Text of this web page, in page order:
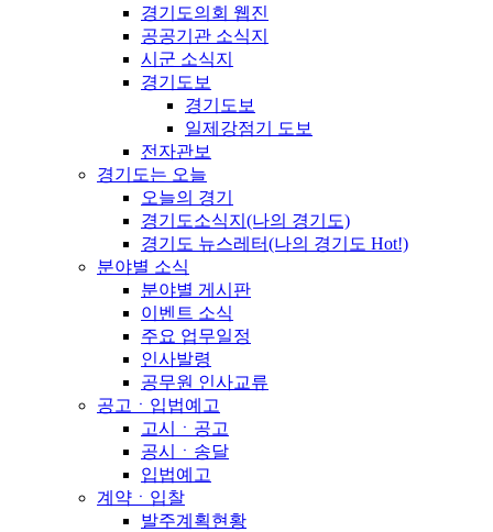
경기도의회 웹진
공공기관 소식지
시군 소식지
경기도보
경기도보
일제강점기 도보
전자관보
경기도는 오늘
오늘의 경기
경기도소식지(나의 경기도)
경기도 뉴스레터(나의 경기도 Hot!)
분야별 소식
분야별 게시판
이벤트 소식
주요 업무일정
인사발령
공무원 인사교류
공고ㆍ입법예고
고시ㆍ공고
공시ㆍ송달
입법예고
계약ㆍ입찰
발주계획현황